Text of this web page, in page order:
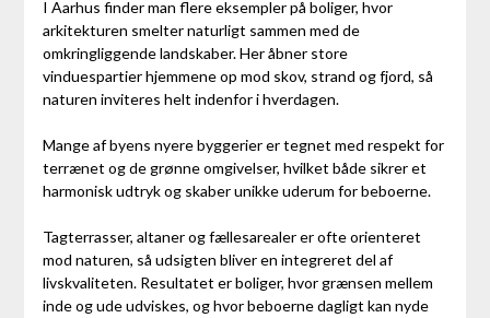
I Aarhus finder man flere eksempler på boliger, hvor
arkitekturen smelter naturligt sammen med de
omkringliggende landskaber. Her åbner store
vinduespartier hjemmene op mod skov, strand og fjord, så
naturen inviteres helt indenfor i hverdagen.
Mange af byens nyere byggerier er tegnet med respekt for
terrænet og de grønne omgivelser, hvilket både sikrer et
harmonisk udtryk og skaber unikke uderum for beboerne.
Tagterrasser, altaner og fællesarealer er ofte orienteret
mod naturen, så udsigten bliver en integreret del af
livskvaliteten. Resultatet er boliger, hvor grænsen mellem
inde og ude udviskes, og hvor beboerne dagligt kan nyde